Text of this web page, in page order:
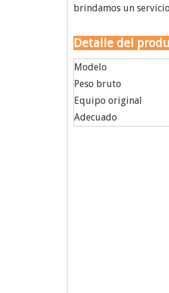
brindamos un
Detalle del
Modelo
Peso bruto
Equipo original
Adecuado